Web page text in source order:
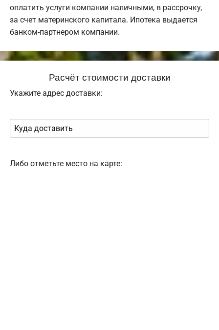
оплатить услуги компании наличными, в рассрочку,
за счет материнского капитала. Ипотека выдается
банком-партнером компании.
Расчёт стоимости доставки
Укажите адрес доставки:
Либо отметьте место на карте: